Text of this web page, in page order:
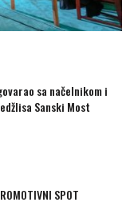
sa načelnikom i
Sanski Most
SPOT